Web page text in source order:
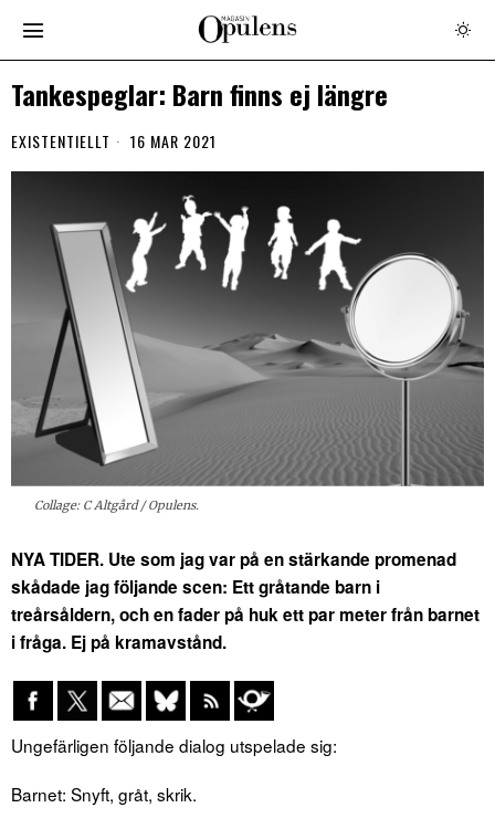
Tankespeglar: Barn finns ej längre
EXISTENTIELLT 16 MAR 2021
Collage: C Altgård / Opulens.
NYA TIDER. Ute som jag var på en stärkande promenad
skådade jag följande scen: Ett gråtande barn i
treårsåldern, och en fader på huk ett par meter från barnet
i fråga. Ej på kramavstånd.
Ungefärligen följande dialog utspelade sig:
Barnet: Snyft, gråt, skrik.